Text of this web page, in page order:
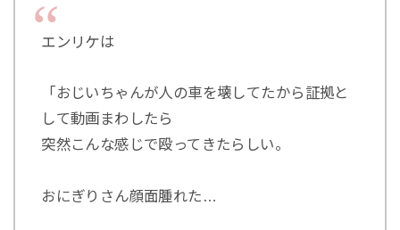
エンリケは
「おじいちゃんが人の車を壊してたから証拠と
して動画まわしたら
突然こんな感じで殴ってきたらしい。
おにぎりさん顔面腫れた…